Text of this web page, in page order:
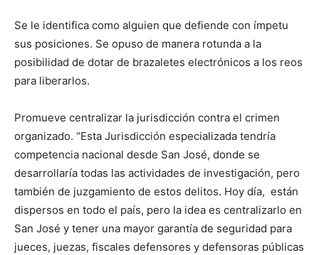
Se le identifica como alguien que defiende con ímpetu
sus posiciones. Se opuso de manera rotunda a la
posibilidad de dotar de brazaletes electrónicos a los reos
para liberarlos.
Promueve centralizar la jurisdicción contra el crimen
organizado. “Esta Jurisdicción especializada tendría
competencia nacional desde San José, donde se
desarrollaría todas las actividades de investigación, pero
también de juzgamiento de estos delitos. Hoy día, están
dispersos en todo el país, pero la idea es centralizarlo en
San José y tener una mayor garantía de seguridad para
jueces, juezas, fiscales defensores y defensoras públicas